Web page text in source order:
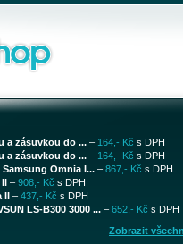
a zásuvkou do ... – 164,- Kč s DPH
a zásuvkou do ... – 164,- Kč s DPH
Omnia I... – 867,- Kč s DPH
– 908,- Kč s DPH
II – 437,- Kč s DPH
LS-B300 3000 ... – 652,- Kč s DPH
Zobrazit